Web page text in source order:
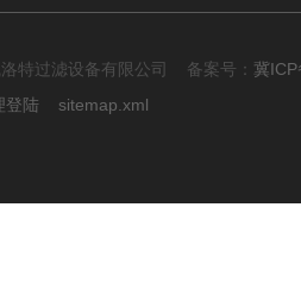
特过滤设备有限公司 备案号： 冀
登陆 sitemap.xml